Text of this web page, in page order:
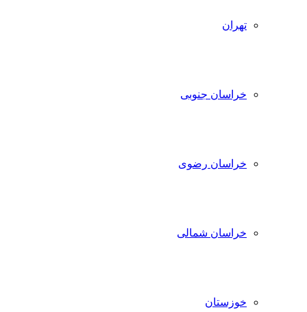
تهران
خراسان جنوبی
خراسان رضوی
خراسان شمالی
خوزستان